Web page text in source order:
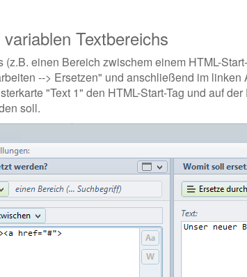
Textbereichs
einen Bereich zwischem einem HTML-
--> Ersetzen" und anschließend im
"Text 1" den HTML-Start-Tag und auf
soll.